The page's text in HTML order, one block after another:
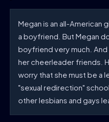
Megan is an all-American
a boyfriend. But Megan
boyfriend very much.
her cheerleader friends.
worry that she must be a
"sexual redirection"
other lesbians and gays